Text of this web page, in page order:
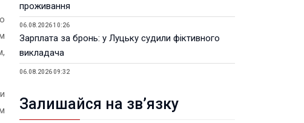
проживання
06.08.2026 10:26
Зарплата за бронь: у Луцьку судили фіктивного
викладача
06.08.2026 09:32
05.08.2026 21:18
Порівняння телеоб'єктивів Sigma Sports та Sony G-
Залишайся на зв’язку